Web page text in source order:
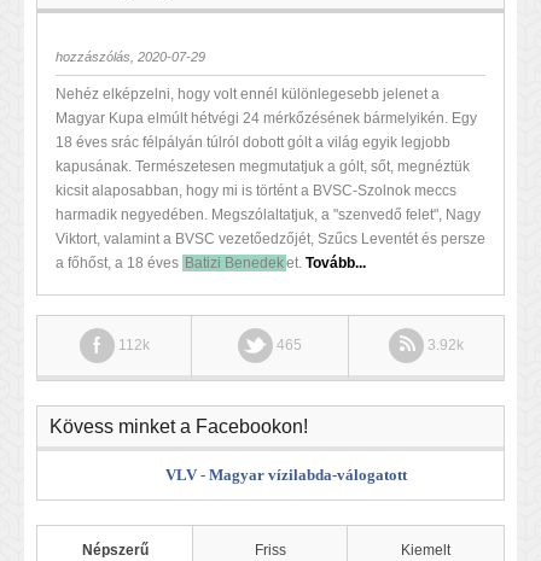
hozzászólás, 2020-07-29
Nehéz elképzelni, hogy volt ennél különlegesebb jelenet a
Magyar Kupa elmúlt hétvégi 24 mérkőzésének bármelyikén. Egy
18 éves srác félpályán túlról dobott gólt a világ egyik legjobb
kapusának. Természetesen megmutatjuk a gólt, sőt, megnéztük
kicsit alaposabban, hogy mi is történt a BVSC-Szolnok meccs
harmadik negyedében. Megszólaltatjuk, a "szenvedő felet", Nagy
Viktort, valamint a BVSC vezetőedzőjét, Szűcs Leventét és persze
a főhőst, a 18 éves Batizi Benedeket. Tovább...
112k 465 3.92k
Kövess minket a Facebookon!
VLV - Magyar vízilabda-válogatott
Népszerű Friss Kiemelt